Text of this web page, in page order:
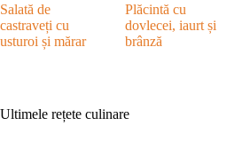
Salată de
castraveți cu
usturoi și mărar
Plăcintă cu
dovlecei, iaurt și
brânză
Ultimele rețete culinare